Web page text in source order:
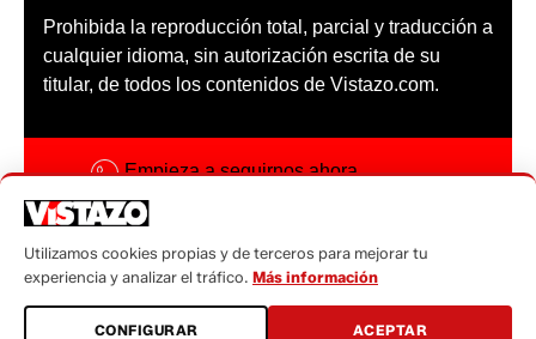
Prohibida la reproducción total, parcial y traducción a
cualquier idioma, sin autorización escrita de su
titular, de todos los contenidos de Vistazo.com.
Empieza a seguirnos ahora
Código ética
Sugerencias a:
sugerencias@vistazo.com
Utilizamos cookies propias y de terceros para mejorar tu
experiencia y analizar el tráfico. Más información
CONFIGURAR ACEPTAR